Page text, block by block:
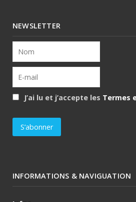
NEWSLETTER
J’ai lu et j’accepte les Termes
INFORMATIONS & NAVIGUATION